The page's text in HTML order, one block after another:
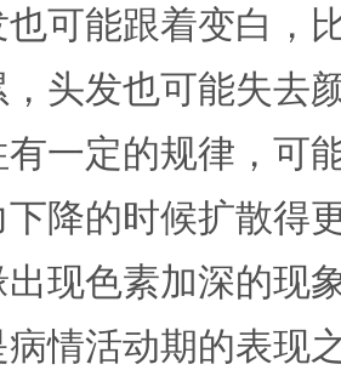
可能跟着变白，
头发也可能失去
一定的规律，可
降的时候扩散得
现色素加深的现
情活动期的表现